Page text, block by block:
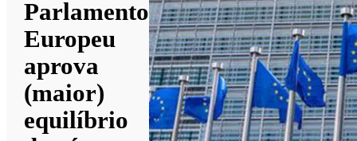
Parlamento
Europeu
aprova
(maior)
equilíbrio